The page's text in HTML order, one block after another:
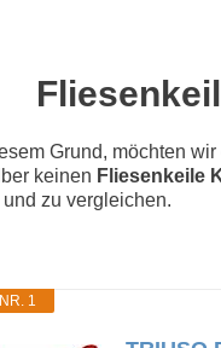
Grund, möchten
keinen Fliesenkeile
zu vergleichen.
1